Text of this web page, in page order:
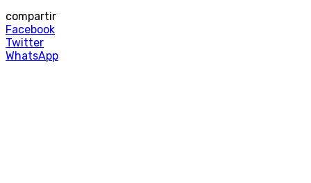
compartir
Facebook
Twitter
WhatsApp